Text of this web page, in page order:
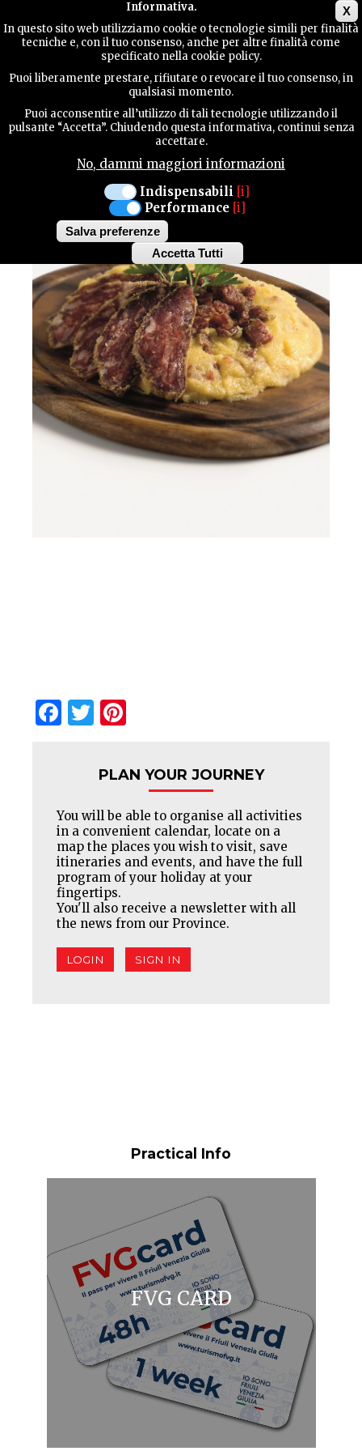
X
Informativa.
In questo sito web utilizziamo cookie o tecnologie simili per finalità
tecniche e, con il tuo consenso, anche per altre finalità come
specificato nella cookie policy.
Puoi liberamente prestare, rifiutare o revocare il tuo consenso, in
qualsiasi momento.
Puoi acconsentire all’utilizzo di tali tecnologie utilizzando il
pulsante “Accetta”. Chiudendo questa informativa, continui senza
accettare.
No, dammi maggiori informazioni
Indispensabili [i]
Performance [i]
Salva preferenze
Accetta Tutti
Withdraw
consent
TERRITORY
CONTACTS
Facebook
Twitter
PLAN YOUR JOURNEY
You will be able to organise all activities
in a convenient calendar, locate on a
map the places you wish to visit, save
itineraries and events, and have the full
program of your holiday at your
fingertips.
You'll also receive a newsletter with all
the news from our Province.
LOGIN SIGN IN
Practical Info
FVG CARD